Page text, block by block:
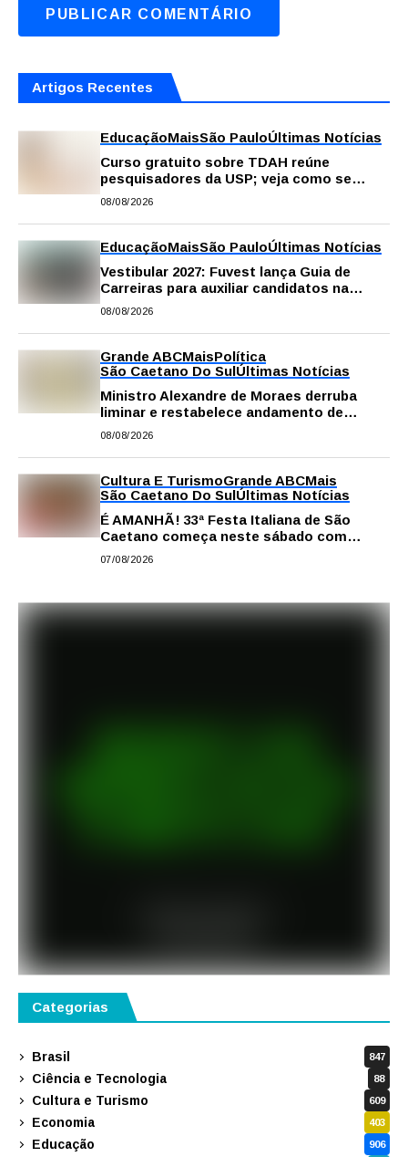
Artigos Recentes
EducaçãoMaisSão PauloÚltimas Notícias
Curso gratuito sobre TDAH reúne
pesquisadores da USP; veja como se
inscrever
08/08/2026
EducaçãoMaisSão PauloÚltimas Notícias
Vestibular 2027: Fuvest lança Guia de
Carreiras para auxiliar candidatos na
escolha da profissão
08/08/2026
Grande ABCMaisPolítica
São Caetano Do SulÚltimas Notícias
Ministro Alexandre de Moraes derruba
liminar e restabelece andamento de
comissão processante contra vereador
08/08/2026
Cultura E TurismoGrande ABCMais
São Caetano Do SulÚltimas Notícias
É AMANHÃ! 33ª Festa Italiana de São
Caetano começa neste sábado com
gastronomia, música e solidariedade
07/08/2026
Categorias
Brasil 847
Ciência e Tecnologia 88
Cultura e Turismo 609
Economia 403
Educação 906